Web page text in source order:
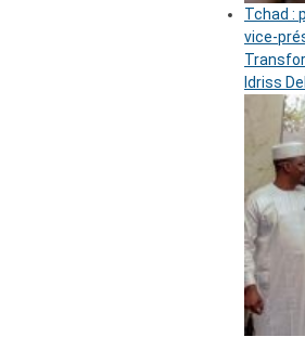
Tchad :
vice-
Idriss